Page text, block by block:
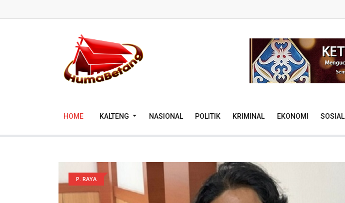
HOME KALTENG NASIONAL POLITIK KRIMINAL EKONOMI SOSIAL
P. RAYA